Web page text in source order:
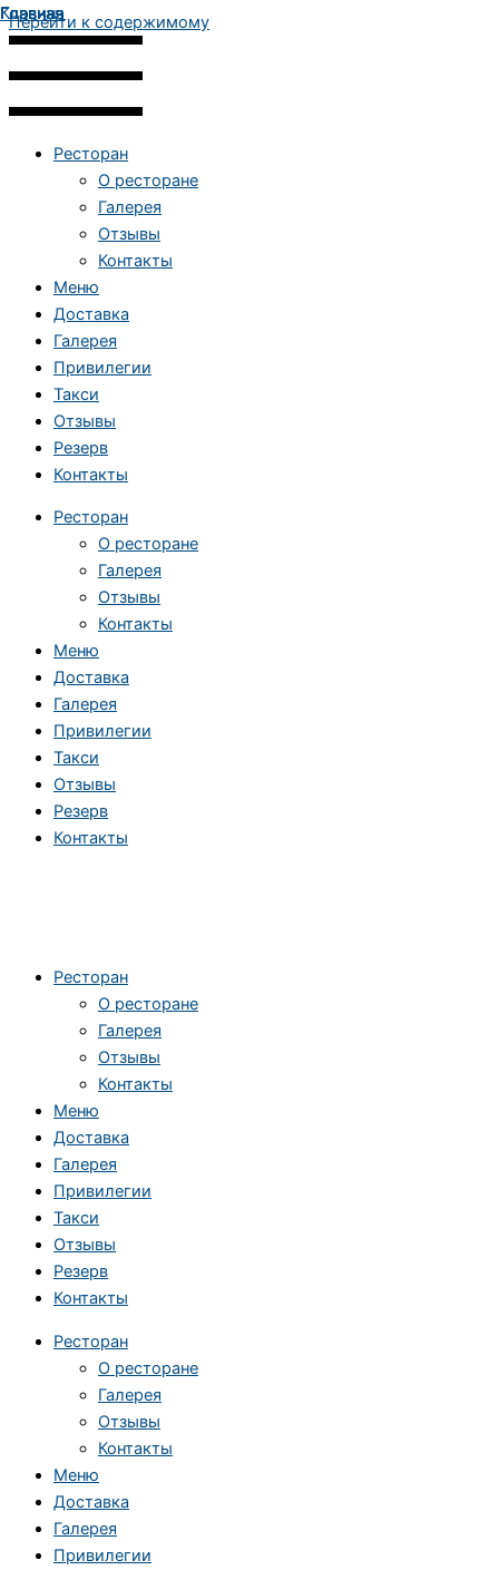
Перейти к содержимому
Ресторан
О ресторане
Галерея
Отзывы
Контакты
Меню
Доставка
Галерея
Привилегии
Такси
Отзывы
Резерв
Контакты
Ресторан
О ресторане
Галерея
Отзывы
Контакты
Меню
Доставка
Галерея
Привилегии
Такси
Отзывы
Резерв
Контакты
Главная
Ресторан
О ресторане
Галерея
Отзывы
Контакты
Меню
Доставка
Галерея
Привилегии
Такси
Отзывы
Резерв
Контакты
Ресторан
О ресторане
Галерея
Отзывы
Контакты
Меню
Доставка
Галерея
Привилегии
Главная
Корзина
Главная